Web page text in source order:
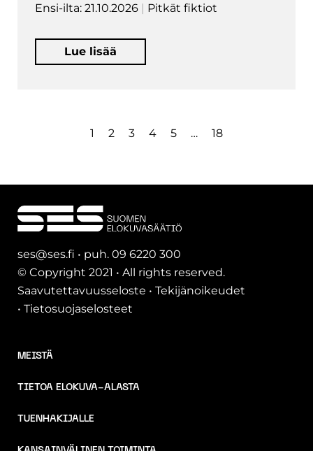
Ensi-ilta: 21.10.2026
Pitkät fiktiot
Lue lisää
1 2 3 4 5 … 18
ses@ses.fi • puh. 09 6220 300
© Copyright 2021 • All rights reserved.
Saavutettavuusseloste • Tekijänoikeudet
• Tietosuojaselosteet
MEISTÄ
TIETOA ELOKUVA-ALASTA
TUENHAKIJALLE